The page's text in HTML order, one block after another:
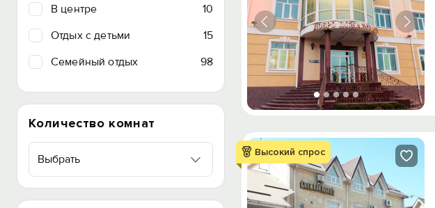
В центре
10
Отдых с детьми
15
Семейный отдых
98
Количество комнат
Выбрать
Высокий спрос